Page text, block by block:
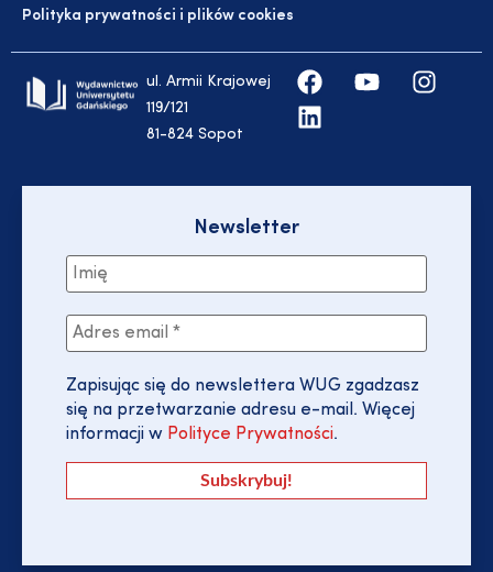
Polityka prywatności i plików cookies
ul. Armii Krajowej
119/121
81-824 Sopot
Newsletter
Zapisując się do newslettera WUG zgadzasz
się na przetwarzanie adresu e-mail. Więcej
informacji w Polityce Prywatności.